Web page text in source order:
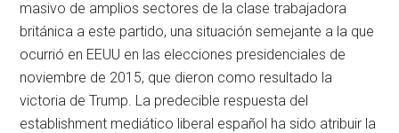
masivo de amplios sectores de la clase trabajadora
británica a este partido, una situación semejante a la que
ocurrió en EEUU en las elecciones presidenciales de
noviembre de 2015, que dieron como resultado la
victoria de Trump. La predecible respuesta del
establishment mediático liberal español ha sido atribuir la